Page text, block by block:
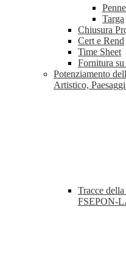
Penne
Targa
Chiusura
Cert e Rend
Time Sheet
Fornitura
Potenziamento
Artistico,
Tracce
FSEPON-